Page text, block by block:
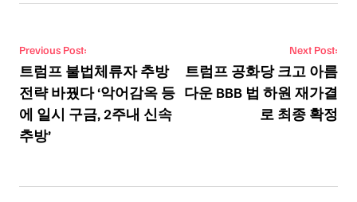
Post navigation
Previous Post:
트럼프 불법체류자 추방
전략 바꿨다 ‘악어감옥 등
에 일시 구금, 2주내 신속
추방’
Next Post:
트럼프 공화당 크고 아름
다운 BBB 법 하원 재가결
로 최종 확정